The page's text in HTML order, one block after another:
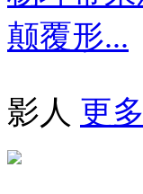
颠覆形...
影人 更多